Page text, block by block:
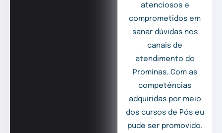
atenciosos e
comprometidos em
sanar dúvidas nos
canais de
atendimento do
Prominas. Com as
competências
adquiridas por meio
dos cursos de Pós eu
pude ser promovido.